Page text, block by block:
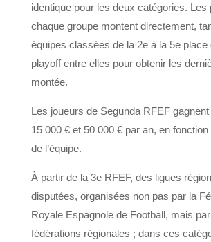
identique pour les deux catégories. Les
chaque groupe montent directement,
équipes classées de la 2e à la 5e place
playoff entre elles pour obtenir les
montée.
Les joueurs de Segunda RFEF
15 000 € et 50 000 € par an, en
de l’équipe.
À partir de la 3e RFEF, des ligues
disputées, organisées non pas par la
Royale Espagnole de Football, mais
fédérations régionales ; dans ces